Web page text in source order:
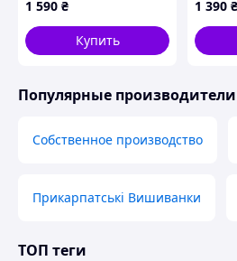
1 590 ₴
Купить
1 390 ₴
Популярные производители
Собственное производство
Прикарпатські Вишиванки
ТОП теги